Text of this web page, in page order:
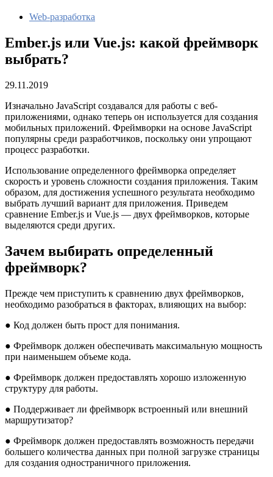
Web-разработка
Ember.js или Vue.js: какой фреймворк
выбрать?
29.11.2019
Изначально JavaScript создавался для работы с веб-
приложениями, однако теперь он используется для создания
мобильных приложений. Фреймворки на основе JavaScript
популярны среди разработчиков, поскольку они упрощают
процесс разработки.
Использование определенного фреймворка определяет
скорость и уровень сложности создания приложения. Таким
образом, для достижения успешного результата необходимо
выбрать лучший вариант для приложения. Приведем
сравнение Ember.js и Vue.js — двух фреймворков, которые
выделяются среди других.
Зачем выбирать определенный
фреймворк?
Прежде чем приступить к сравнению двух фреймворков,
необходимо разобраться в факторах, влияющих на выбор:
● Код должен быть прост для понимания.
● Фреймворк должен обеспечивать максимальную мощность
при наименьшем объеме кода.
● Фреймворк должен предоставлять хорошо изложенную
структуру для работы.
● Поддерживает ли фреймворк встроенный или внешний
маршрутизатор?
● Фреймворк должен предоставлять возможность передачи
большего количества данных при полной загрузке страницы
для создания одностраничного приложения.